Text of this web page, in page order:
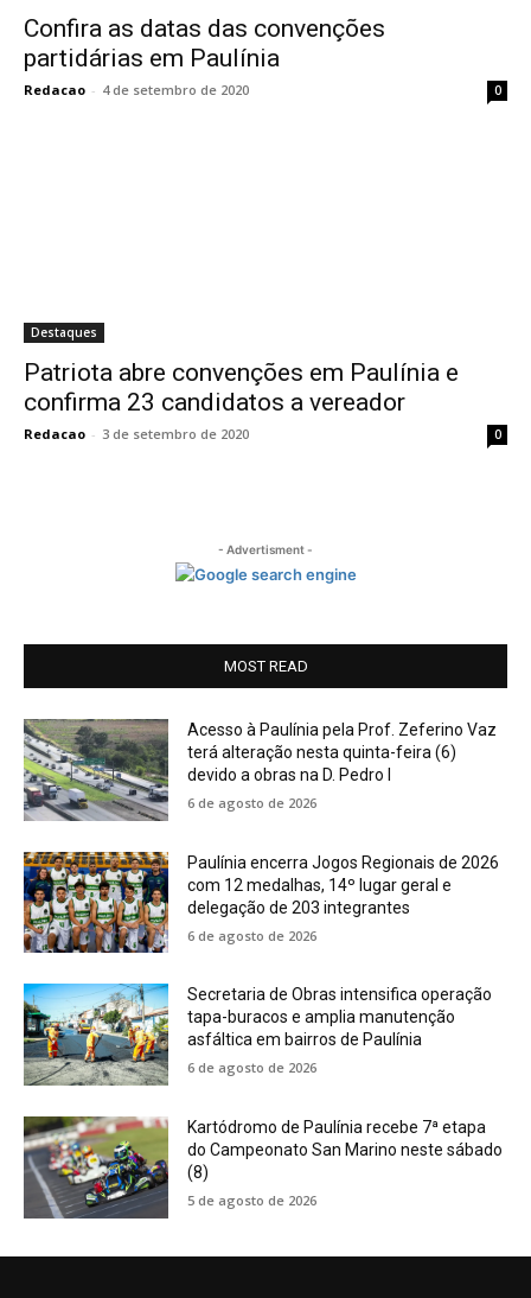
Confira as datas das convenções
partidárias em Paulínia
Redacao - 4 de setembro de 2020 0
Destaques
Patriota abre convenções em Paulínia e
confirma 23 candidatos a vereador
Redacao - 3 de setembro de 2020 0
- Advertisment -
MOST READ
Acesso à Paulínia pela Prof. Zeferino Vaz
terá alteração nesta quinta-feira (6)
devido a obras na D. Pedro I
6 de agosto de 2026
Paulínia encerra Jogos Regionais de 2026
com 12 medalhas, 14º lugar geral e
delegação de 203 integrantes
6 de agosto de 2026
Secretaria de Obras intensifica operação
tapa-buracos e amplia manutenção
asfáltica em bairros de Paulínia
6 de agosto de 2026
Kartódromo de Paulínia recebe 7ª etapa
do Campeonato San Marino neste sábado
(8)
5 de agosto de 2026